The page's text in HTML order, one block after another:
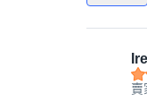
賣